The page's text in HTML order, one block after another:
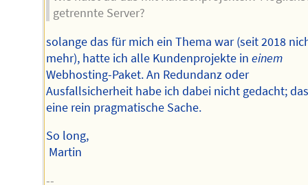
getrennte Server?
solange das für mich ein Thema war (seit 2018
mehr), hatte ich alle Kundenprojekte ineinem
Webhosting-Paket. An Redundanz oder
Ausfallsicherheit habe ich dabei nicht gedacht;
eine rein pragmatische Sache.
So long,
Martin
--